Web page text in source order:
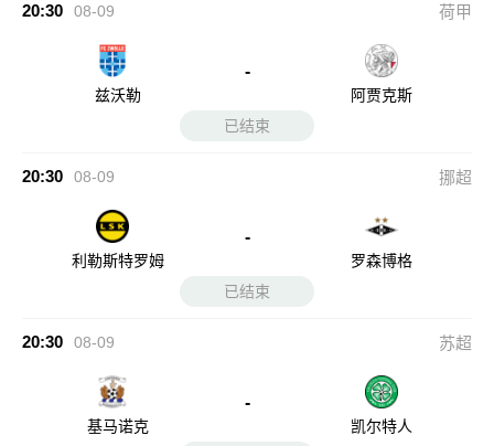
20:30 08-09 荷甲
兹沃勒
-
阿贾克斯
已结束
20:30 08-09 挪超
利勒斯特罗姆
-
罗森博格
已结束
20:30 08-09 苏超
基马诺克
-
凯尔特人